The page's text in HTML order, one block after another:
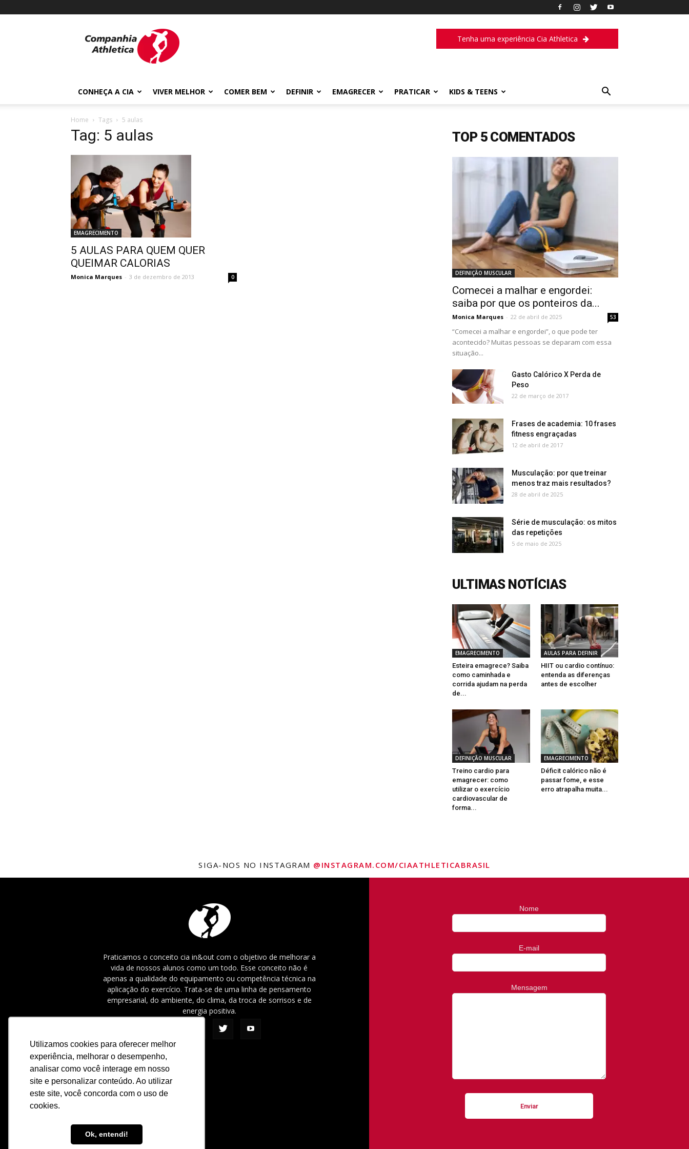
Utilizamos cookies para oferecer melhor
experiência, melhorar o desempenho,
analisar como você interage em nosso
site e personalizar conteúdo. Ao utilizar
este site, você concorda com o uso de
cookies.
Ok, entendi!
Athletica
Tenha uma experiência Cia Athletica
CONHEÇA A CIA VIVER MELHOR COMER BEM DEFINIR EMAGRECER PRATICAR KIDS & TEENS
Home Tags 5 aulas
Tag: 5 aulas
EMAGRECIMENTO
5 AULAS PARA QUEM QUER
QUEIMAR CALORIAS
Monica Marques - 3 de dezembro de 2013 0
TOP 5 COMENTADOS
DEFINIÇÃO MUSCULAR
Comecei a malhar e engordei:
saiba por que os ponteiros da...
Monica Marques - 22 de abril de 2025 53
“Comecei a malhar e engordei”, o que pode ter
acontecido? Muitas pessoas se deparam com essa
situação...
Gasto Calórico X Perda de
Peso
22 de março de 2017
Frases de academia: 10 frases
fitness engraçadas
12 de abril de 2017
Musculação: por que treinar
menos traz mais resultados?
28 de abril de 2025
Série de musculação: os mitos
das repetições
5 de maio de 2025
ULTIMAS NOTÍCIAS
EMAGRECIMENTO
Esteira emagrece? Saiba
como caminhada e
corrida ajudam na perda
de...
AULAS PARA DEFINIR
HIIT ou cardio contínuo:
entenda as diferenças
antes de escolher
DEFINIÇÃO MUSCULAR
Treino cardio para
emagrecer: como
utilizar o exercício
cardiovascular de
forma...
EMAGRECIMENTO
Déficit calórico não é
passar fome, e esse
erro atrapalha muita...
SIGA-NOS NO INSTAGRAM @INSTAGRAM.COM/CIAATHLETICABRASIL
Nome
E-mail
Mensagem
Praticamos o conceito cia in&out com o objetivo de melhorar a
vida de nossos alunos como um todo. Esse conceito não é
apenas a qualidade do equipamento ou competência técnica na
aplicação do exercício. Trata-se de uma linha de pensamento
empresarial, do ambiente, do clima, da troca de sorrisos e de
energia positiva.